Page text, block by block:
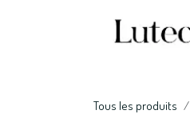
Tous les produits